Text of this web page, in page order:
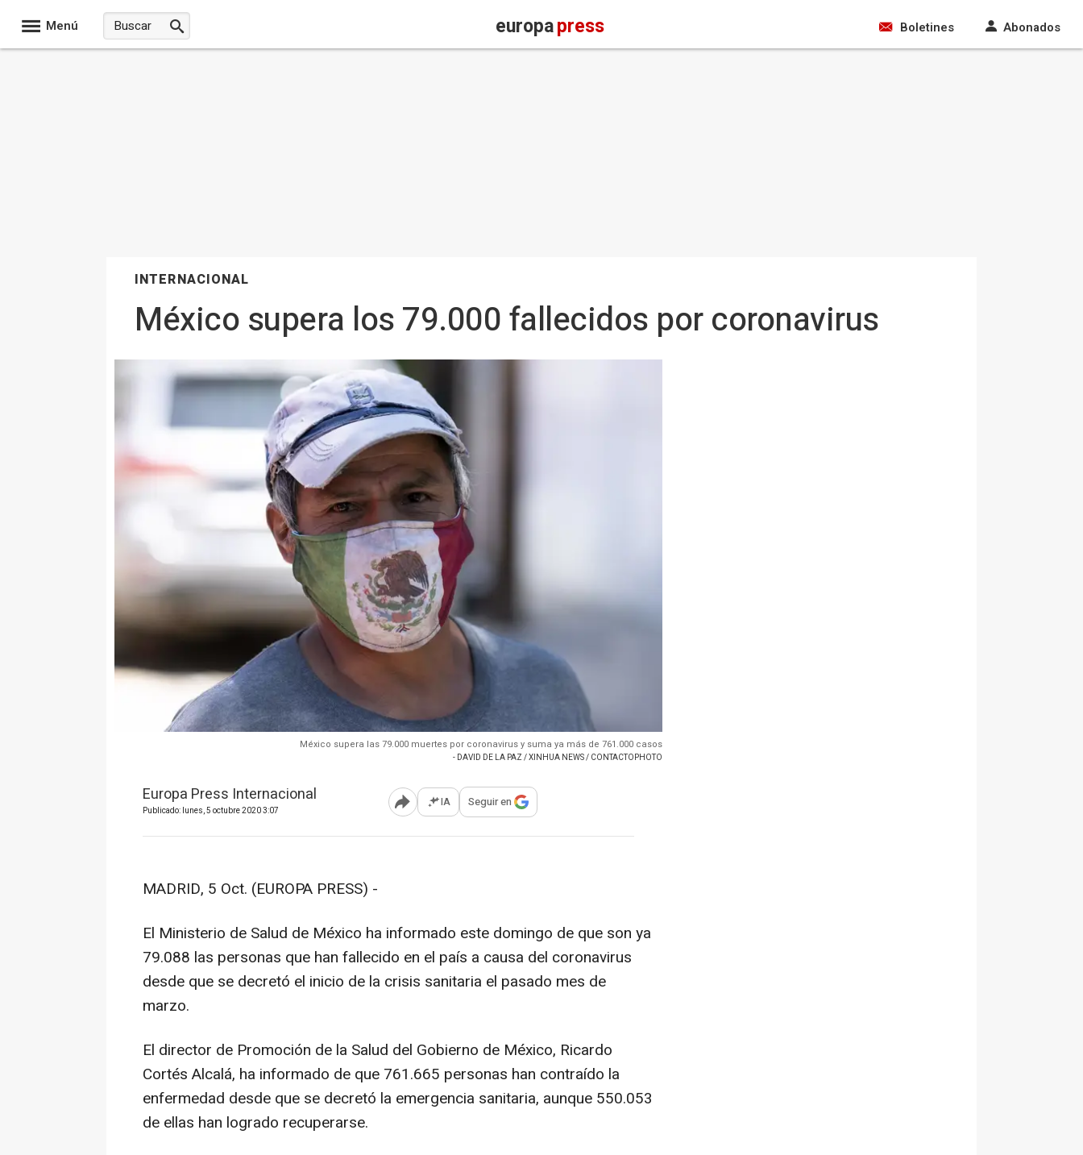
Menú europapress Boletines Abonados
INTERNACIONAL
México supera los 79.000 fallecidos por coronavirus
México supera las 79.000 muertes por coronavirus y suma ya más de 761.000 casos
- DAVID DE LA PAZ / XINHUA NEWS / CONTACTOPHOTO
Europa Press Internacional
Publicado: lunes, 5 octubre 2020 3:07 Abrir opciones para compartir
IA Seguir en
MADRID, 5 Oct. (EUROPA PRESS) -
El Ministerio de Salud de México ha informado este domingo de que son ya
79.088 las personas que han fallecido en el país a causa del coronavirus
desde que se decretó el inicio de la crisis sanitaria el pasado mes de
marzo.
El director de Promoción de la Salud del Gobierno de México, Ricardo
Cortés Alcalá, ha informado de que 761.665 personas han contraído la
enfermedad desde que se decretó la emergencia sanitaria, aunque 550.053
de ellas han logrado recuperarse.